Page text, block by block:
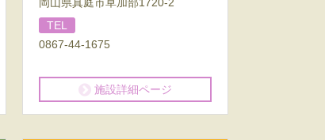
TEL
0867-44-1675
施設詳細ページ